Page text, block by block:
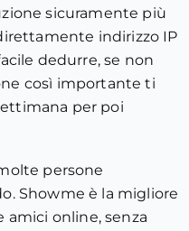
sicuramente più
indirizzo IP
dedurre, se non
così importante ti
per poi
persone
Showme è la migliore
amici online, senza